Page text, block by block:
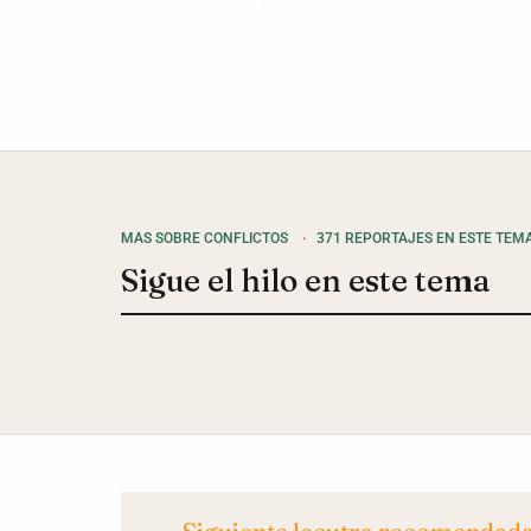
MAS SOBRE CONFLICTOS · 371 REPORTAJES EN ESTE
Sigue el hilo en este tema